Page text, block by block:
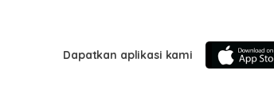
Dapatkan aplikasi kami